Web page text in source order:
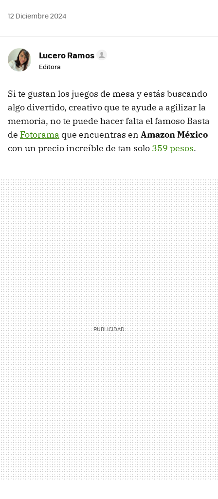
12 Diciembre 2024
Lucero Ramos
Editora
Si te gustan los juegos de mesa y estás buscando
algo divertido, creativo que te ayude a agilizar la
memoria, no te puede hacer falta el famoso Basta
de Fotorama que encuentras en Amazon México
con un precio increíble de tan solo 359 pesos.